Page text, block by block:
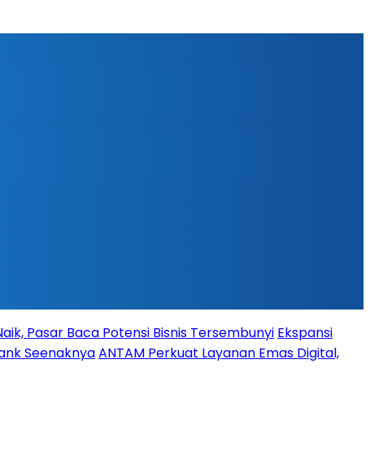
Pasar Baca Potensi Bisnis Tersembunyi Ekspansi
SeenaknyaANTAM Perkuat Layanan Emas Digital,